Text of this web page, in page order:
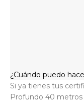
¿Cuándo puedo
Si ya tienes tus
Profundo 40